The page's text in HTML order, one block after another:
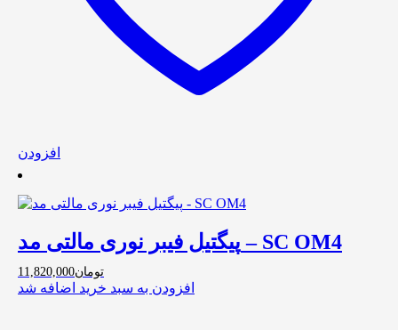
افزودن
پیگتیل فیبر نوری مالتی مد – SC OM4
تومان11,820,000
افزودن به سبد خرید اضافه شد